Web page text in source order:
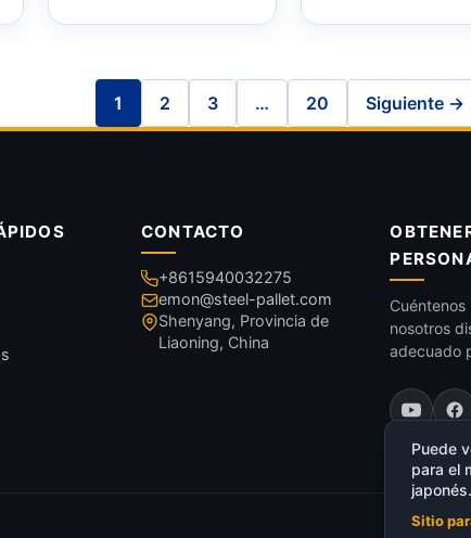
1 2 3 … 20 Siguiente →
CONTACTO
+8615940032275
emon@steel-pallet.com
Shenyang, Provincia de
Liaoning, China
nosotros
adecuado
Puede
para el
japonés.
Sitio